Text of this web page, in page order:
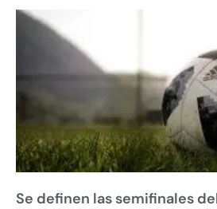
Se definen las semifinales